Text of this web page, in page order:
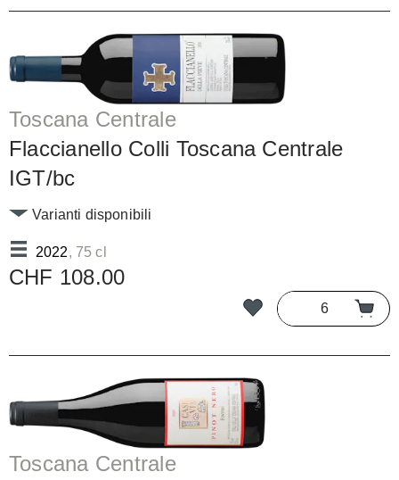
Toscana Centrale
Flaccianello Colli Toscana Centrale
IGT/bc
2022, 75 cl
Varianti disponibili
CHF 108.00
Toscana Centrale